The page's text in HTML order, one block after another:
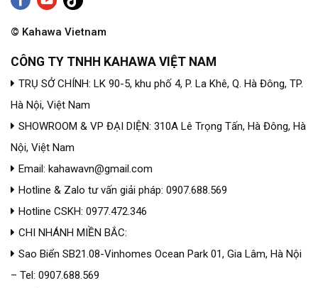
© Kahawa Vietnam
CÔNG TY TNHH KAHAWA VIỆT NAM
TRỤ SỞ CHÍNH: LK 90-5, khu phố 4, P. La Khê, Q. Hà Đông, TP.
Hà Nội, Việt Nam
SHOWROOM & VP ĐẠI DIỆN: 310A Lê Trọng Tấn, Hà Đông, Hà
Nội, Việt Nam
Email: kahawavn@gmail.com
Hotline & Zalo tư vấn giải pháp: 0907.688.569
Hotline CSKH: 0977.472.346
CHI NHÁNH MIỀN BẮC:
Sao Biển SB21.08-Vinhomes Ocean Park 01, Gia Lâm, Hà Nội
– Tel: 0907.688.569